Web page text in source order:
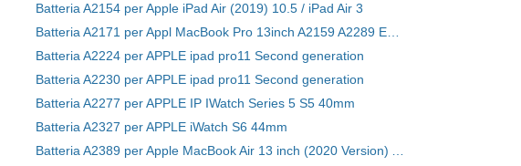
Batteria A2154 per Apple iPad Air (2019) 10.5 / iPad Air 3
Batteria A2224 per APPLE ipad pro11 Second generation
Batteria A2230 per APPLE ipad pro11 Second generation
Batteria A2277 per APPLE IP IWatch Series 5 S5 40mm
Batteria A2327 per APPLE iWatch S6 44mm